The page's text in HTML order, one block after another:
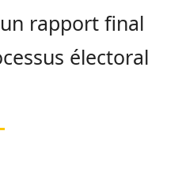
rapport final
électoral